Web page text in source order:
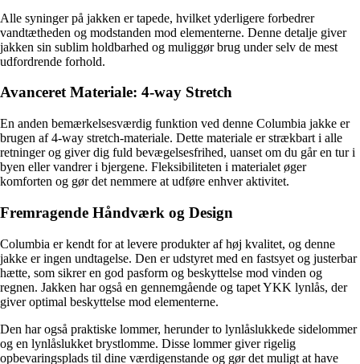
Alle syninger på jakken er tapede, hvilket yderligere forbedrer
vandtætheden og modstanden mod elementerne. Denne detalje giver
jakken sin sublim holdbarhed og muliggør brug under selv de mest
udfordrende forhold.
Avanceret Materiale: 4-way Stretch
En anden bemærkelsesværdig funktion ved denne Columbia jakke er
brugen af 4-way stretch-materiale. Dette materiale er strækbart i alle
retninger og giver dig fuld bevægelsesfrihed, uanset om du går en tur i
byen eller vandrer i bjergene. Fleksibiliteten i materialet øger
komforten og gør det nemmere at udføre enhver aktivitet.
Fremragende Håndværk og Design
Columbia er kendt for at levere produkter af høj kvalitet, og denne
jakke er ingen undtagelse. Den er udstyret med en fastsyet og justerbar
hætte, som sikrer en god pasform og beskyttelse mod vinden og
regnen. Jakken har også en gennemgående og tapet YKK lynlås, der
giver optimal beskyttelse mod elementerne.
Den har også praktiske lommer, herunder to lynlåslukkede sidelommer
og en lynlåslukket brystlomme. Disse lommer giver rigelig
opbevaringsplads til dine værdigenstande og gør det muligt at have